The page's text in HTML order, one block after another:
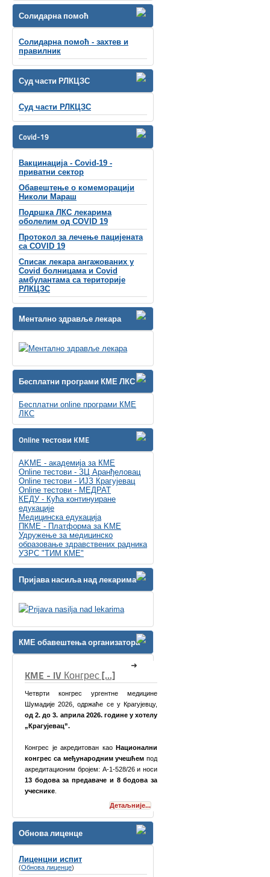
Солидарна помоћ
Солидарна помоћ - захтев и
правилник
Суд части РЛКЦЗС
Суд части РЛКЦЗС
Covid-19
Вакцинација - Covid-19 -
приватни сектор
Обавештење о комеморацији
Николи Мараш
Подршка ЛКС лекарима
оболелим од COVID 19
Протокол за лечење пацијената
са COVID 19
Списак лекара ангажованих у
Covid болницама и Covid
амбулантама са територије
РЛКЦЗС
Ментално здравље лекара
Бесплатни програми КМЕ ЛКС
Бесплатни online програми КМЕ
ЛКС
Online тестови KME
AKME - академија за КМЕ
Online тестови - ЗЦ Аранђеловац
Online тестови - ИЈЗ Крагујевац
Online тестови - МЕДРАТ
КЕДУ - Кућа континуиране
едукације
Медицинска едукација
ПКМЕ - Платформа за KME
Удружење за медицинско
образовање здравствених радника
УЗРС "ТИМ КМЕ"
Пријава насиља над лекарима
КМЕ обавештења организатора
у хотелу
под
26 и носи
за
КМЕ Симпозијум [...]
одржати8-9. март 2024. године у Хотелу
Детаљније...
Обнова лиценце
Лиценцни испит
(Обнова лиценце)